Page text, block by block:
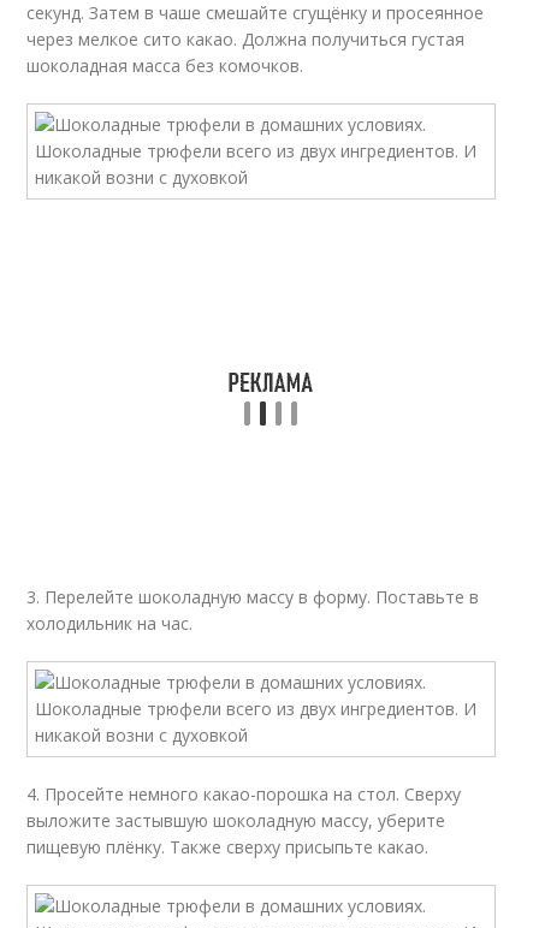
секунд. Затем в чаше смешайте сгущёнку и просеянное
через мелкое сито какао. Должна получиться густая
шоколадная масса без комочков.
3. Перелейте шоколадную массу в форму. Поставьте в
холодильник на час.
4. Просейте немного какао-порошка на стол. Сверху
выложите застывшую шоколадную массу, уберите
пищевую плёнку. Также сверху присыпьте какао.